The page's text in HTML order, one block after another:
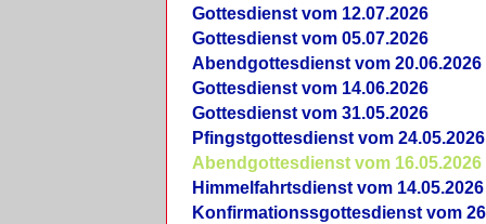
Gottesdienst vom 12.07.2026
Gottesdienst vom 05.07.2026
Abendgottesdienst vom 20.06.2026
Gottesdienst vom 14.06.2026
Gottesdienst vom 31.05.2026
Pfingstgottesdienst vom 24.05.2026
Abendgottesdienst vom 16.05.2026
Himmelfahrtsdienst vom 14.05.2026
Konfirmationssgottesdienst vom